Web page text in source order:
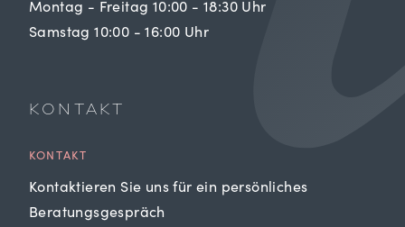
Montag - Freitag 10:00 - 18:30 Uhr
Samstag 10:00 - 16:00 Uhr
KONTAKT
KONTAKT
Kontaktieren Sie uns für ein persönliches
Beratungsgespräch